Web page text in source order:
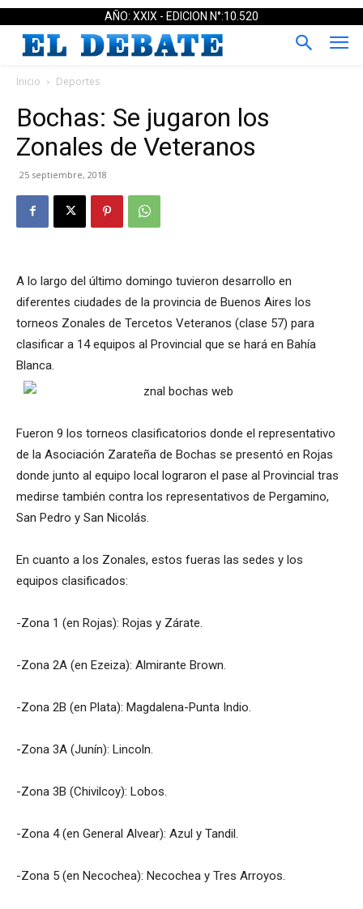
AÑO: XXIX - EDICION N°:10.520
Inicio Deportes
Bochas: Se jugaron los
Zonales de Veteranos
25 septiembre, 2018
A lo largo del último domingo tuvieron desarrollo en
diferentes ciudades de la provincia de Buenos Aires los
torneos Zonales de Tercetos Veteranos (clase 57) para
clasificar a 14 equipos al Provincial que se hará en Bahía
Blanca.
Fueron 9 los torneos clasificatorios donde el representativo
de la Asociación Zarateña de Bochas se presentó en Rojas
donde junto al equipo local lograron el pase al Provincial tras
medirse también contra los representativos de Pergamino,
San Pedro y San Nicolás.
En cuanto a los Zonales, estos fueras las sedes y los
equipos clasificados:
-Zona 1 (en Rojas): Rojas y Zárate.
-Zona 2A (en Ezeiza): Almirante Brown.
-Zona 2B (en Plata): Magdalena-Punta Indio.
-Zona 3A (Junín): Lincoln.
-Zona 3B (Chivilcoy): Lobos.
-Zona 4 (en General Alvear): Azul y Tandil.
-Zona 5 (en Necochea): Necochea y Tres Arroyos.